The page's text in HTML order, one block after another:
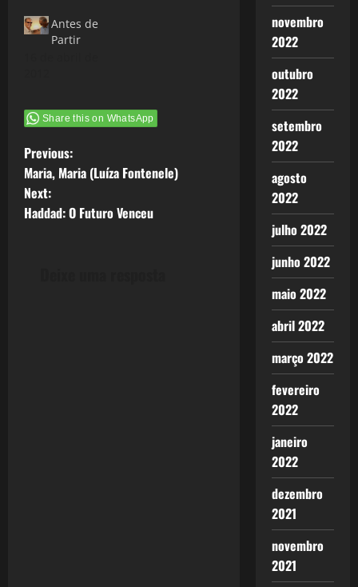
Antes de
Partir
Share this on WhatsApp
P
o
s
Previous:
Maria, Maria (Luíza Fontenele)
Next:
Haddad: O Futuro Venceu
novembro
2022
outubro
2022
setembro
2022
agosto
2022
julho 2022
junho 2022
maio 2022
abril 2022
março 2022
fevereiro
2022
janeiro
2022
dezembro
2021
novembro
2021